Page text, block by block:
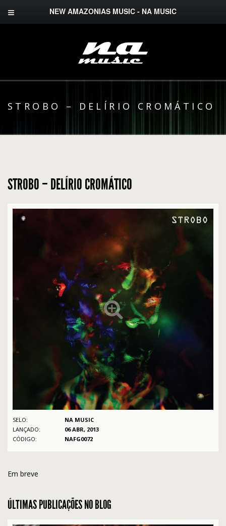
NEW AMAZONIAS MUSIC - NA MUSIC
STROBO – DELÍRIO CROMÁTICO
STROBO – DELÍRIO CROMÁTICO
SELO:
NA MUSIC
LANÇADO:
06 ABR, 2013
CÓDIGO:
NAFG0072
Em breve
ÚLTIMAS PUBLICAÇÕES NO BLOG